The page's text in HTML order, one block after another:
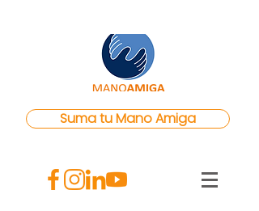
Suma tu Mano Amiga